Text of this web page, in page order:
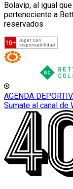
Bolavip, al igual
perteneciente a
reservados
AGENDA
Sumate al canal de